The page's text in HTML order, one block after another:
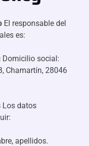
El responsable del
es:
Domicilio social:
Chamartín, 28046
Los datos
apellidos.